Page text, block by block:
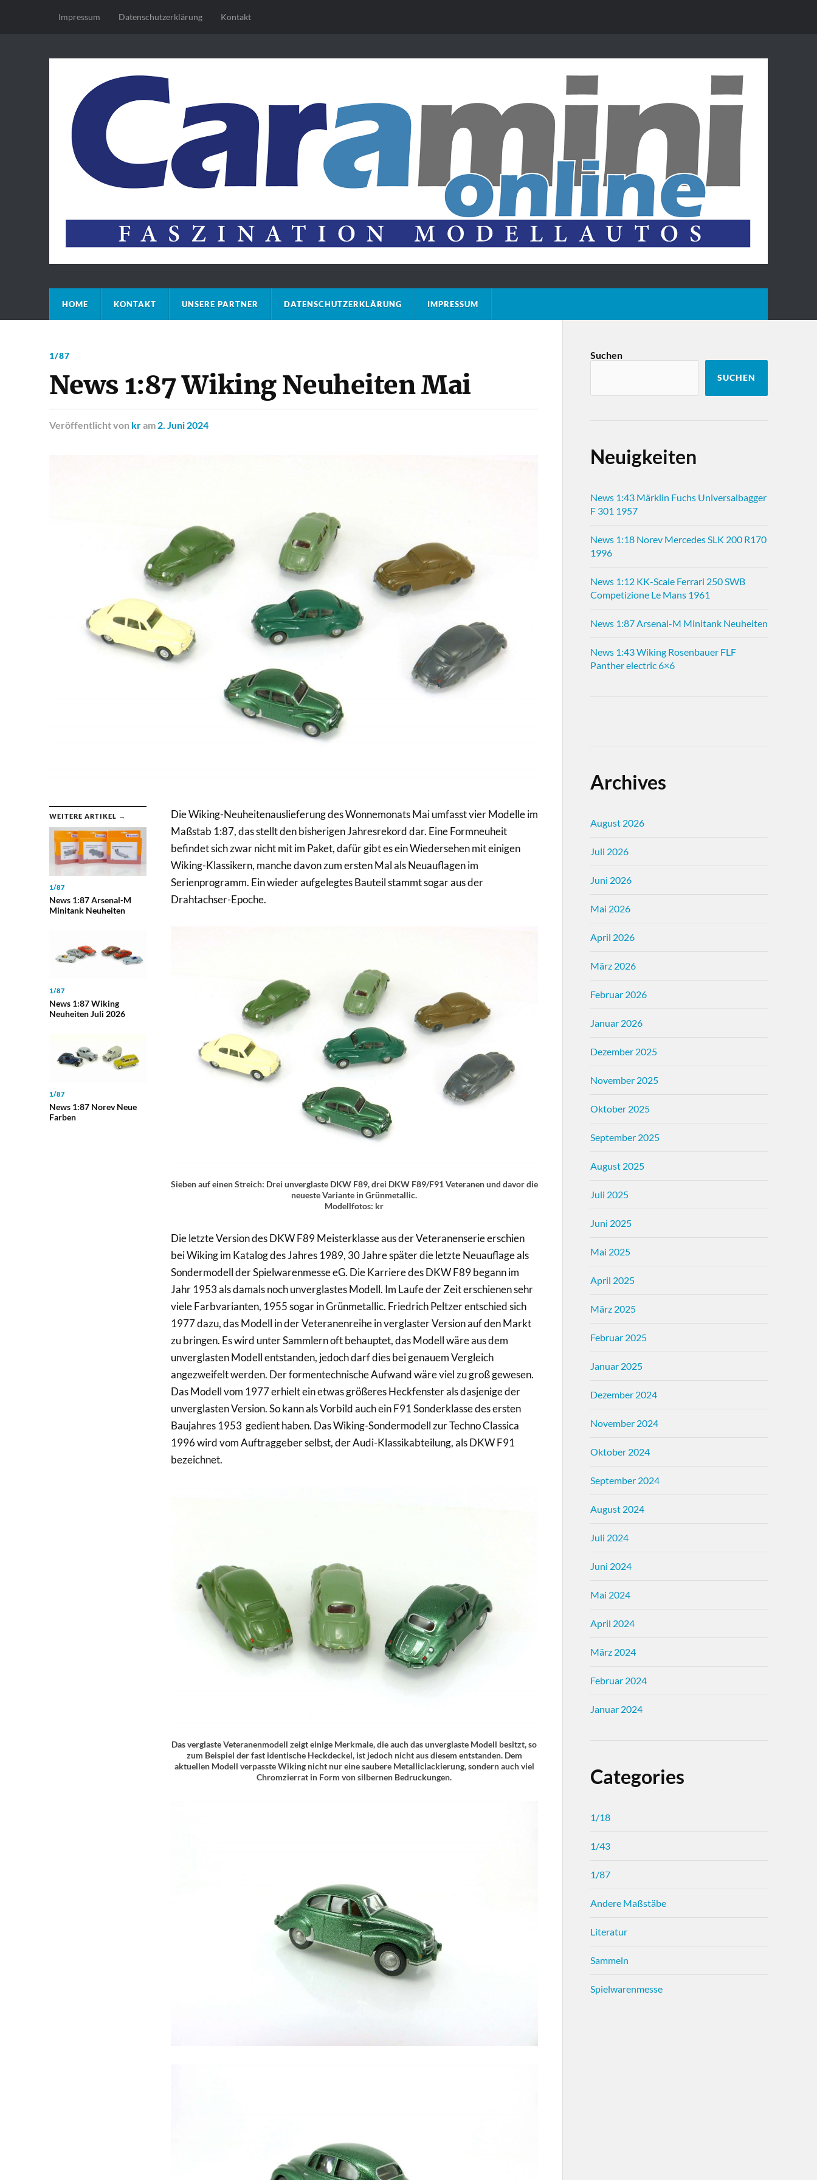
Impressum Datenschutz­erklärung Kontakt
HOME KONTAKT UNSERE PARTNER DATENSCHUTZ­ERKLÄRUNG IMPRESSUM
1/87
News 1:87 Wiking Neuheiten Mai
Veröffentlichtvon kram 2. Juni 2024
WEITERE ARTIKEL →
1/87
News 1:87 Arsenal-M
Minitank Neuheiten
1/87
News 1:87 Wiking
Neuheiten Juli 2026
1/87
News 1:87 Norev Neue
Farben
Die Wiking-Neuheitenauslieferung des Wonnemonats Mai umfasst vier Modelle im
Maßstab 1:87, das stellt den bisherigen Jahresrekord dar. Eine Formneuheit
befindet sich zwar nicht mit im Paket, dafür gibt es ein Wiedersehen mit einigen
Wiking-Klassikern, manche davon zum ersten Mal als Neuauflagen im
Serienprogramm. Ein wieder aufgelegtes Bauteil stammt sogar aus der
Drahtachser-Epoche.
Sieben auf einen Streich: Drei unverglaste DKW F89, drei DKW F89/F91 Veteranen und davor die
neueste Variante in Grünmetallic.
Modellfotos: kr
Die letzte Version des DKW F89 Meisterklasse aus der Veteranenserie erschien
bei Wiking im Katalog des Jahres 1989, 30 Jahre später die letzte Neuauflage als
Sondermodell der Spielwarenmesse eG. Die Karriere des DKW F89 begann im
Jahr 1953 als damals noch unverglastes Modell. Im Laufe der Zeit erschienen sehr
viele Farbvarianten, 1955 sogar in Grünmetallic. Friedrich Peltzer entschied sich
1977 dazu, das Modell in der Veteranenreihe in verglaster Version auf den Markt
zu bringen. Es wird unter Sammlern oft behauptet, das Modell wäre aus dem
unverglasten Modell entstanden, jedoch darf dies bei genauem Vergleich
angezweifelt werden. Der formentechnische Aufwand wäre viel zu groß gewesen.
Das Modell vom 1977 erhielt ein etwas größeres Heckfenster als dasjenige der
unverglasten Version. So kann als Vorbild auch ein F91 Sonderklasse des ersten
Baujahres 1953 gedient haben. Das Wiking-Sondermodell zur Techno Classica
1996 wird vom Auftraggeber selbst, der Audi-Klassikabteilung, als DKW F91
bezeichnet.
Das verglaste Veteranenmodell zeigt einige Merkmale, die auch das unverglaste Modell besitzt, so
zum Beispiel der fast identische Heckdeckel, ist jedoch nicht aus diesem entstanden. Dem
aktuellen Modell verpasste Wiking nicht nur eine saubere Metalliclackierung, sondern auch viel
Chromzierrat in Form von silbernen Bedruckungen.
Suchen
SUCHEN
Neuigkeiten
News 1:43 Märklin Fuchs Universalbagger
F 301 1957
News 1:18 Norev Mercedes SLK 200 R170
1996
News 1:12 KK-Scale Ferrari 250 SWB
Competizione Le Mans 1961
News 1:87 Arsenal-M Minitank Neuheiten
News 1:43 Wiking Rosenbauer FLF
Panther electric 6×6
Archives
August 2026
Juli 2026
Juni 2026
Mai 2026
April 2026
März 2026
Februar 2026
Januar 2026
Dezember 2025
November 2025
Oktober 2025
September 2025
August 2025
Juli 2025
Juni 2025
Mai 2025
April 2025
März 2025
Februar 2025
Januar 2025
Dezember 2024
November 2024
Oktober 2024
September 2024
August 2024
Juli 2024
Juni 2024
Mai 2024
April 2024
März 2024
Februar 2024
Januar 2024
Categories
1/18
1/43
1/87
Andere Maßstäbe
Literatur
Sammeln
Spielwarenmesse